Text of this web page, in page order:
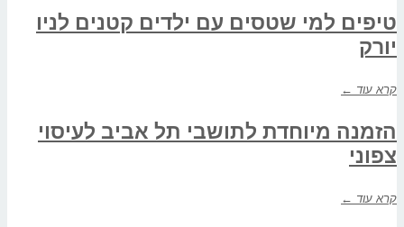
טיפים למי שטסים עם ילדים קטנים לניו
יורק
קרא עוד ←
הזמנה מיוחדת לתושבי תל אביב לעיסוי
צפוני
קרא עוד ←